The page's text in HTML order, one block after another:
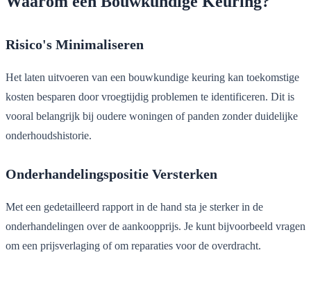
Risico's Minimaliseren
Het laten uitvoeren van een bouwkundige keuring kan toekomstige
kosten besparen door vroegtijdig problemen te identificeren. Dit is
vooral belangrijk bij oudere woningen of panden zonder duidelijke
onderhoudshistorie.
Onderhandelingspositie Versterken
Met een gedetailleerd rapport in de hand sta je sterker in de
onderhandelingen over de aankoopprijs. Je kunt bijvoorbeeld vragen
om een prijsverlaging of om reparaties voor de overdracht.